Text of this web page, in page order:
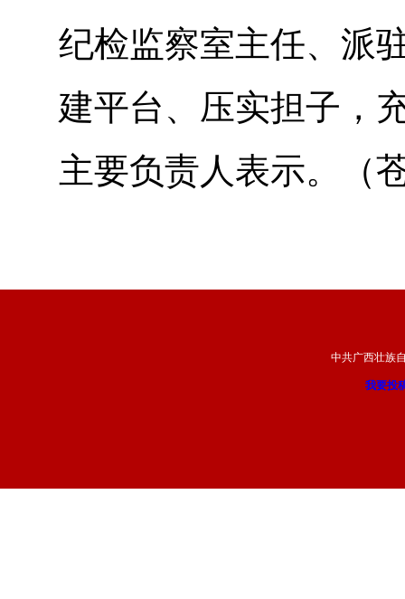
纪检监察室主任、派
建平台、压实担子，
主要负责人表示。（
中共广西壮族
我要投